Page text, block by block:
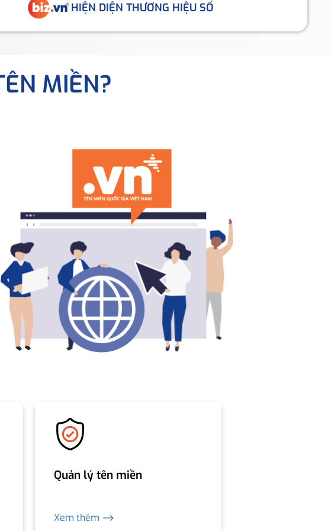
HIỆN DIỆN THƯƠNG HIỆU SỐ
MIỀN?
Quản lý tên miền
Xem thêm ⟶